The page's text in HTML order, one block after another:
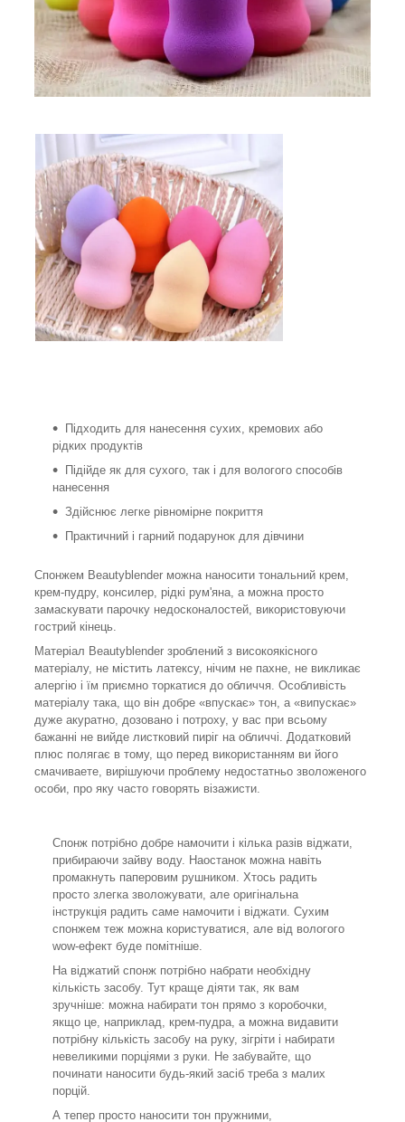
Підходить для нанесення сухих, кремових або
рідких продуктів
Підійде як для сухого, так і для вологого способів
нанесення
Здійснює легке рівномірне покриття
Практичний і гарний подарунок для дівчини
Спонжем Beautyblender можна наносити тональний крем,
крем-пудру, консилер, рідкі рум'яна, а можна просто
замаскувати парочку недосконалостей, використовуючи
гострий кінець.
Матеріал Beautyblender зроблений з високоякісного
матеріалу, не містить латексу, нічим не пахне, не викликає
алергію і їм приємно торкатися до обличчя. Особливість
матеріалу така, що він добре «впускає» тон, а «випускає»
дуже акуратно, дозовано і потроху, у вас при всьому
бажанні не вийде листковий пиріг на обличчі. Додатковий
плюс полягає в тому, що перед використанням ви його
смачиваете, вирішуючи проблему недостатньо зволоженого
особи, про яку часто говорять візажисти.
Спонж потрібно добре намочити і кілька разів віджати,
прибираючи зайву воду. Наостанок можна навіть
промакнуть паперовим рушником. Хтось радить
просто злегка зволожувати, але оригінальна
інструкція радить саме намочити і віджати. Сухим
спонжем теж можна користуватися, але від вологого
wow-ефект буде помітніше.
На віджатий спонж потрібно набрати необхідну
кількість засобу. Тут краще діяти так, як вам
зручніше: можна набирати тон прямо з коробочки,
якщо це, наприклад, крем-пудра, а можна видавити
потрібну кількість засобу на руку, зігріти і набирати
невеликими порціями з руки. Не забувайте, що
починати наносити будь-який засіб треба з малих
порцій.
А тепер просто наносити тон пружними,